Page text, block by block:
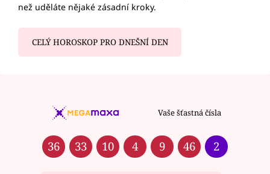
než uděláte nějaké zásadní kroky.
CELÝ HOROSKOP PRO DNEŠNÍ DEN
Vaše šťastná čísla
36 33 10 4 9 46 2